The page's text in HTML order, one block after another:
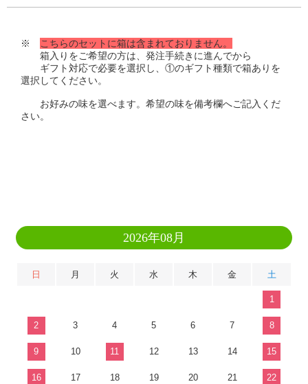
※
こちらのセットに箱は含まれておりません。
箱入りをご希望の方は、発注手続きに進んでから
ギフト対応で必要を選択し、①のギフト種類で箱ありを
選択してください。
お好みの味を選べます。希望の味を備考欄へご記入くだ
さい。
2026年08月
日 月 火 水 木 金 土
1
2 3 4 5 6 7 8
9 10 11 12 13 14 15
16 17 18 19 20 21 22